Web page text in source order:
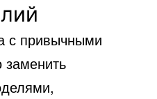
с привычными